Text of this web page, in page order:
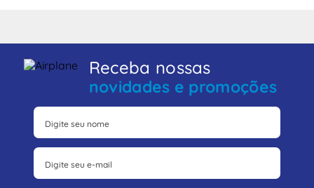
Receba nossas
novidades e promoções